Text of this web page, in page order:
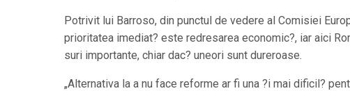
Potrivit lui Barroso, din punctul de vedere al Comisiei
prioritatea imediat? este redresarea economic?, iar aici
suri importante, chiar dac? uneori sunt dureroase.
„Alternativa la a nu face reforme ar fi una ?i mai dificil?